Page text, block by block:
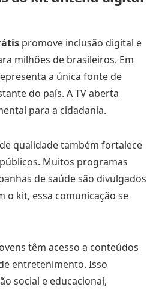
promove inclusão digital e
milhões de brasileiros. Em
a única fonte de
do país. A TV aberta
para a cidadania.
qualidade também fortalece
Muitos programas
de saúde são divulgados
o kit, essa comunicação se
têm acesso a conteúdos
entretenimento. Isso
social e educacional,